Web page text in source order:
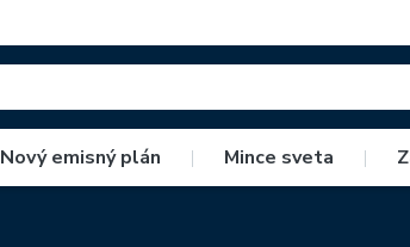
Nový emisný plán | Mince sveta |